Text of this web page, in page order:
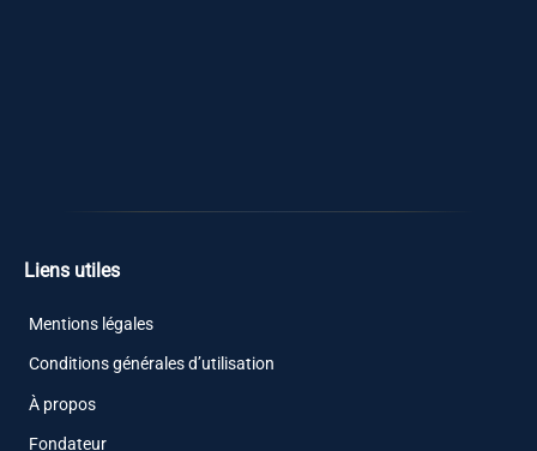
Liens utiles
Mentions légales
Conditions générales d’utilisation
À propos
Fondateur